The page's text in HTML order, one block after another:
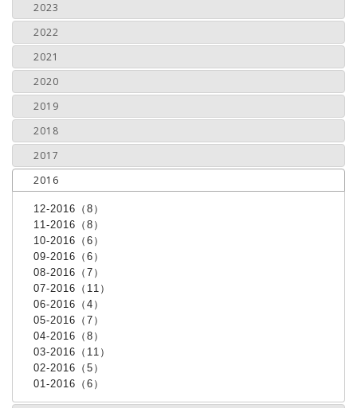
2023
2022
2021
2020
2019
2018
2017
2016
12-2016（8）
11-2016（8）
10-2016（6）
09-2016（6）
08-2016（7）
07-2016（11）
06-2016（4）
05-2016（7）
04-2016（8）
03-2016（11）
02-2016（5）
01-2016（6）